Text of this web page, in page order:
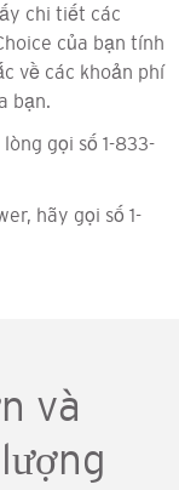
chi tiết các
của bạn tính
về các khoản phí
bạn.
gọi số 1-833-
hãy gọi số 1-
và